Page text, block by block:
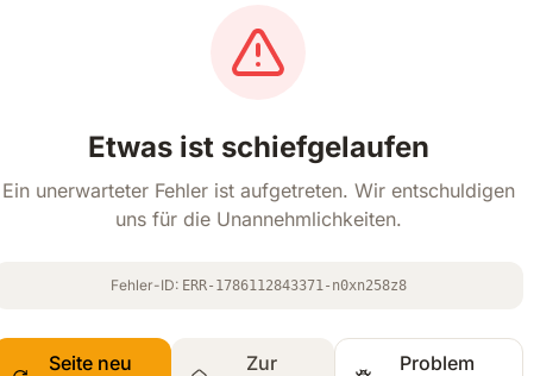
Etwas ist schiefgelaufen
Ein unerwarteter Fehler ist aufgetreten. Wir entschuldigen
uns für die Unannehmlichkeiten.
Fehler-ID: ERR-1786112843371-n0xn258z8
Seite neu
Zur
Problem